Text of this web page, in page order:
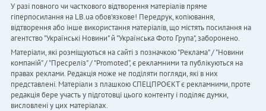
У разі повного чи часткового відтворення матеріалів пряме
гіперпосилання на LB.ua обов'язкове! Передрук, копіювання,
відтворення або інше використання матеріалів, що містять посилання на
агентство "Українськi Новини" й "Українська Фото Група", заборонено.
Матеріали, які розміщуються на сайті з позначкою "Реклама" / "Новини
компаній" / "Пресреліз" / "Promoted", є рекламними та публікуються на
правах реклами. Редакція може не поділяти погляди, які в них
представлені. Матеріали з плашкою СПЕЦПРОЄКТ є рекламними, проте
редакція бере участь у підготовці цього контенту і поділяє думки,
висловлені у цих матеріалах.